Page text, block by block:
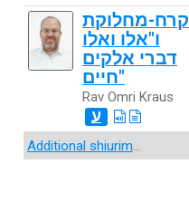
קרח-מחלוקת
ו"אלו ואלו
דברי אלקים
חיים"
Rav Omri Kraus
ע
Additional shiurim...